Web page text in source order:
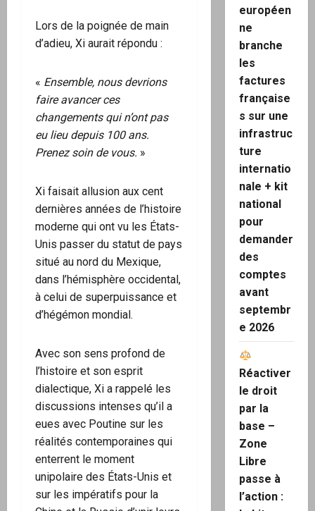
Lors de la poignée de main
d’adieu, Xi aurait répondu :
« Ensemble, nous devrions
faire avancer ces
changements qui n’ont pas
eu lieu depuis 100 ans.
Prenez soin de vous. »
Xi faisait allusion aux cent
dernières années de l’histoire
moderne qui ont vu les États-
Unis passer du statut de pays
situé au nord du Mexique,
dans l’hémisphère occidental,
à celui de superpuissance et
d’hégémon mondial.
Avec son sens profond de
l’histoire et son esprit
dialectique, Xi a rappelé les
discussions intenses qu’il a
eues avec Poutine sur les
réalités contemporaines qui
enterrent le moment
unipolaire des États-Unis et
sur les impératifs pour la
européen
ne
branche
les
factures
française
s sur une
infrastruc
ture
internatio
nale + kit
national
pour
demander
des
comptes
avant
septembr
e 2026
Réactiver
le droit
par la
base –
Zone
Libre
passe à
l’action :